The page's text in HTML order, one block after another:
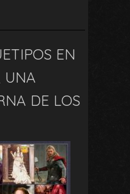
EN
UNA
DE LOS